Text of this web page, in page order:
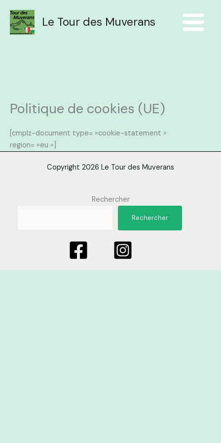
contenu
Le Tour des Muverans
Politique de cookies (UE)
[cmplz-document type= »cookie-statement »
region= »eu »]
Copyright 2026 Le Tour des Muverans
Rechercher
Rechercher